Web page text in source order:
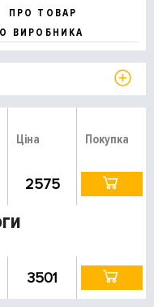
ПРО ТОВАР
ВИРОБНИКА
Ціна Покупка
2575
3501